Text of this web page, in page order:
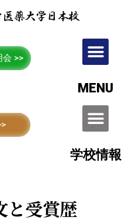
会 >>
MENU
学校情報
と受賞歴